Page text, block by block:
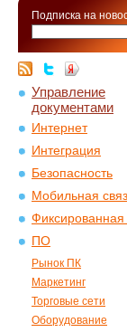
Подписка на
Управление
документами
Интернет
Интеграция
Безопасность
Мобильная
Фиксированная
ПО
Рынок ПК
Маркетинг
Торговые сети
Оборудование